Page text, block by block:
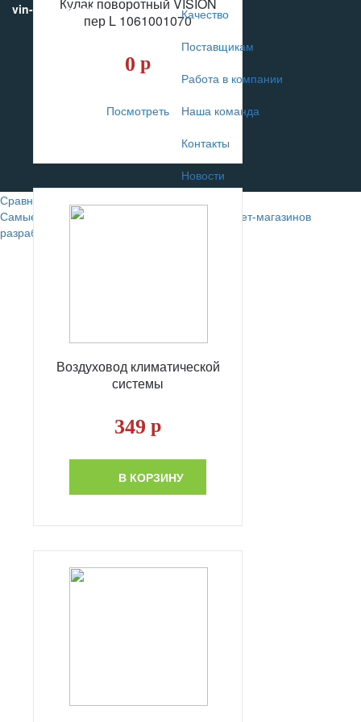
пер L 1061001070
0 р
Посмотреть
Воздуховод климатической
системы
349 р
В КОРЗИНУ
vin-motors.com
Качество
Поставщикам
Работа в компании
Наша команда
Контакты
Новости
Сравнение
Самые лучшие сайты автомобильных интернет-магазинов
разрабатывают в